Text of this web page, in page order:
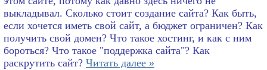
выкладывал. Сколько стоит создание сайта? Как быть,
если хочется иметь свой сайт, а бюджет ограничен? Как
получить свой домен? Что такое хостинг, и как с ним
бороться? Что такое "поддержка сайта"? Как
раскрутить сайт? Читать далее »